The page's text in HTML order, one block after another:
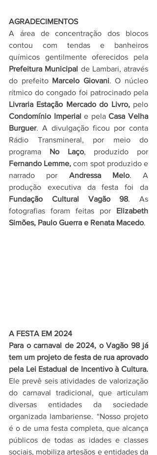
AGRADECIMENTOS
A área de concentração dos blocos
contou com tendas e banheiros
Prefeitura Municipal de Lambari, através
do prefeito Marcelo Giovani. O núcleo
Livraria Estação Mercado do Livro,
Condomínio Imperial e pela Casa Velha
Burguer. A divulgação ficou por conta
Rádio Transmineral, por meio do
programa No Laço
Fernando Lemme, com spot produzido e
narrado por Andressa Melo. A
Fundação Cultural Vagão 98. As
fotografias foram feitas por Elizabeth
Simões, Paulo Guerra e Renata Macedo.
A FESTA EM 2024
Para o carnaval de 2024, o Vagão 98 já
tem um projeto de festa de rua aprovado
pela Lei Estadual de Incentivo à Cultura.
Ele prevê seis atividades de valorização
do carnaval tradicional, que articulam
diversas entidades da sociedade
organizada lambariense. “Nosso projeto
é o de uma festa completa, que alcança
públicos de todas as idades e classes
sociais, mobiliza artesãos e entidades da